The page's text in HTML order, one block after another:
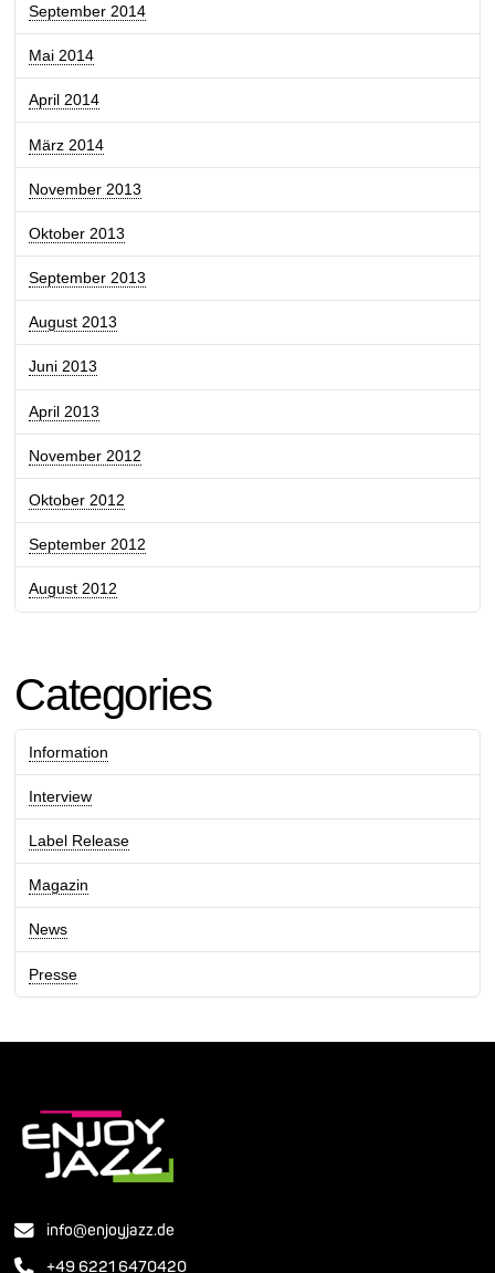
September 2014
Mai 2014
April 2014
März 2014
November 2013
Oktober 2013
September 2013
August 2013
Juni 2013
April 2013
November 2012
Oktober 2012
September 2012
August 2012
Categories
Information
Interview
Label Release
Magazin
News
Presse
info@enjoyjazz.de
+49 6221 6470420